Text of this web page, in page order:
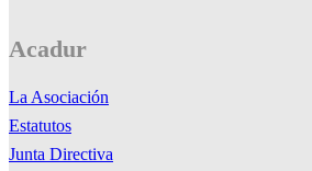
Acadur
La Asociación
Estatutos
Junta Directiva